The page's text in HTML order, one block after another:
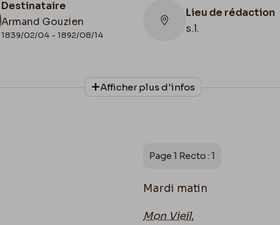
Destinataire
Armand Gouzien
1839/02/04 - 1892/08/14
Lieu de rédaction
s.l.
Collationnage
Autographe
Afficher plus d'infos
Page 1 Recto : 1
Mardi matin
Mon Vieil,